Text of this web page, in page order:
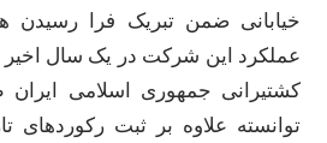
خیابانی ضمن تبریک فرا رسیدن
عملکرد این شرکت در یک سال اخیر
کشتیرانی جمهوری اسلامی
توانسته علاوه بر ثبت رکورد‌های